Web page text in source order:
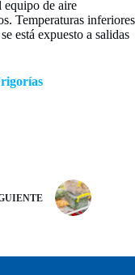
equipo de aire
Temperaturas inferiores
está expuesto a salidas